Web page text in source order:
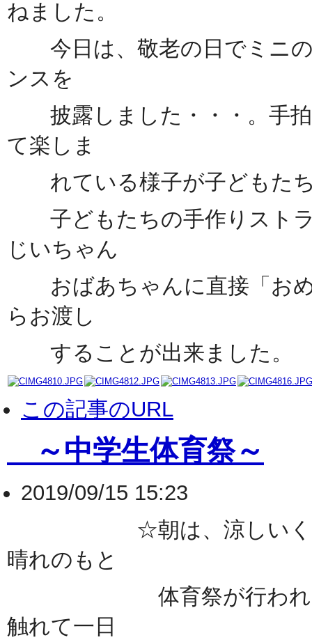
ねました。
今日は、敬老の日でミニの
ンスを
披露しました・・・。手拍
て楽しま
れている様子が子どもたち
子どもたちの手作りストラ
じいちゃん
おばあちゃんに直接「おめ
らお渡し
することが出来ました。
この記事のURL
～中学生体育祭～
2019/09/15 15:23
☆朝は、涼しいくらい
晴れのもと
体育祭が行われました
触れて一日